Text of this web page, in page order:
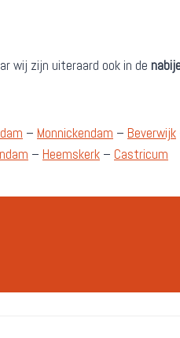
wij zijn uiteraard ook in de
– Monnickendam – Beverwijk
– Heemskerk – Castricum